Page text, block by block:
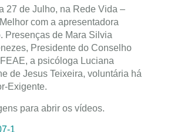
27 de Julho, na Rede Vida –
com a apresentadora
Presenças de Mara Silvia
Presidente do Conselho
a psicóloga Luciana
de Jesus Teixeira, voluntária há
Exigente.
para abrir os vídeos.